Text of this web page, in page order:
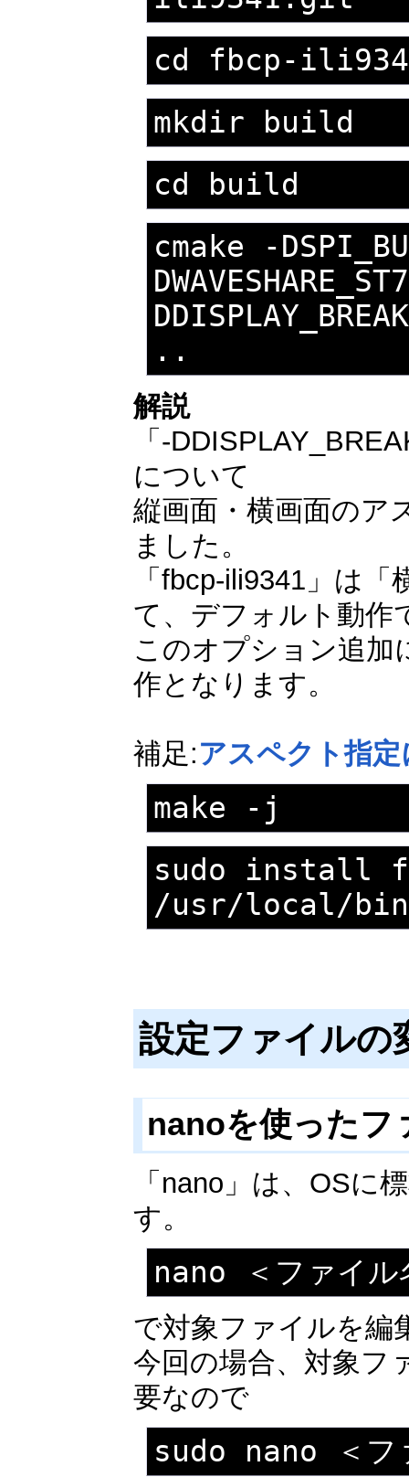
cd fbcp-
mkdir build
cd build
cmake -
..
解説
「-
について
縦画面・横画面のア
ました。
「fbcp-ili9341」は
て、デフォルト動作
このオプション追加
作となります。
補足:アスペクト指
make -j
sudo install
/usr/local/
設定ファイルの
nanoを使ったフ
「nano」は、OSに
す。
nano ＜ファイル
で対象ファイルを編
今回の場合、対象フ
要なので
sudo nano ＜フ